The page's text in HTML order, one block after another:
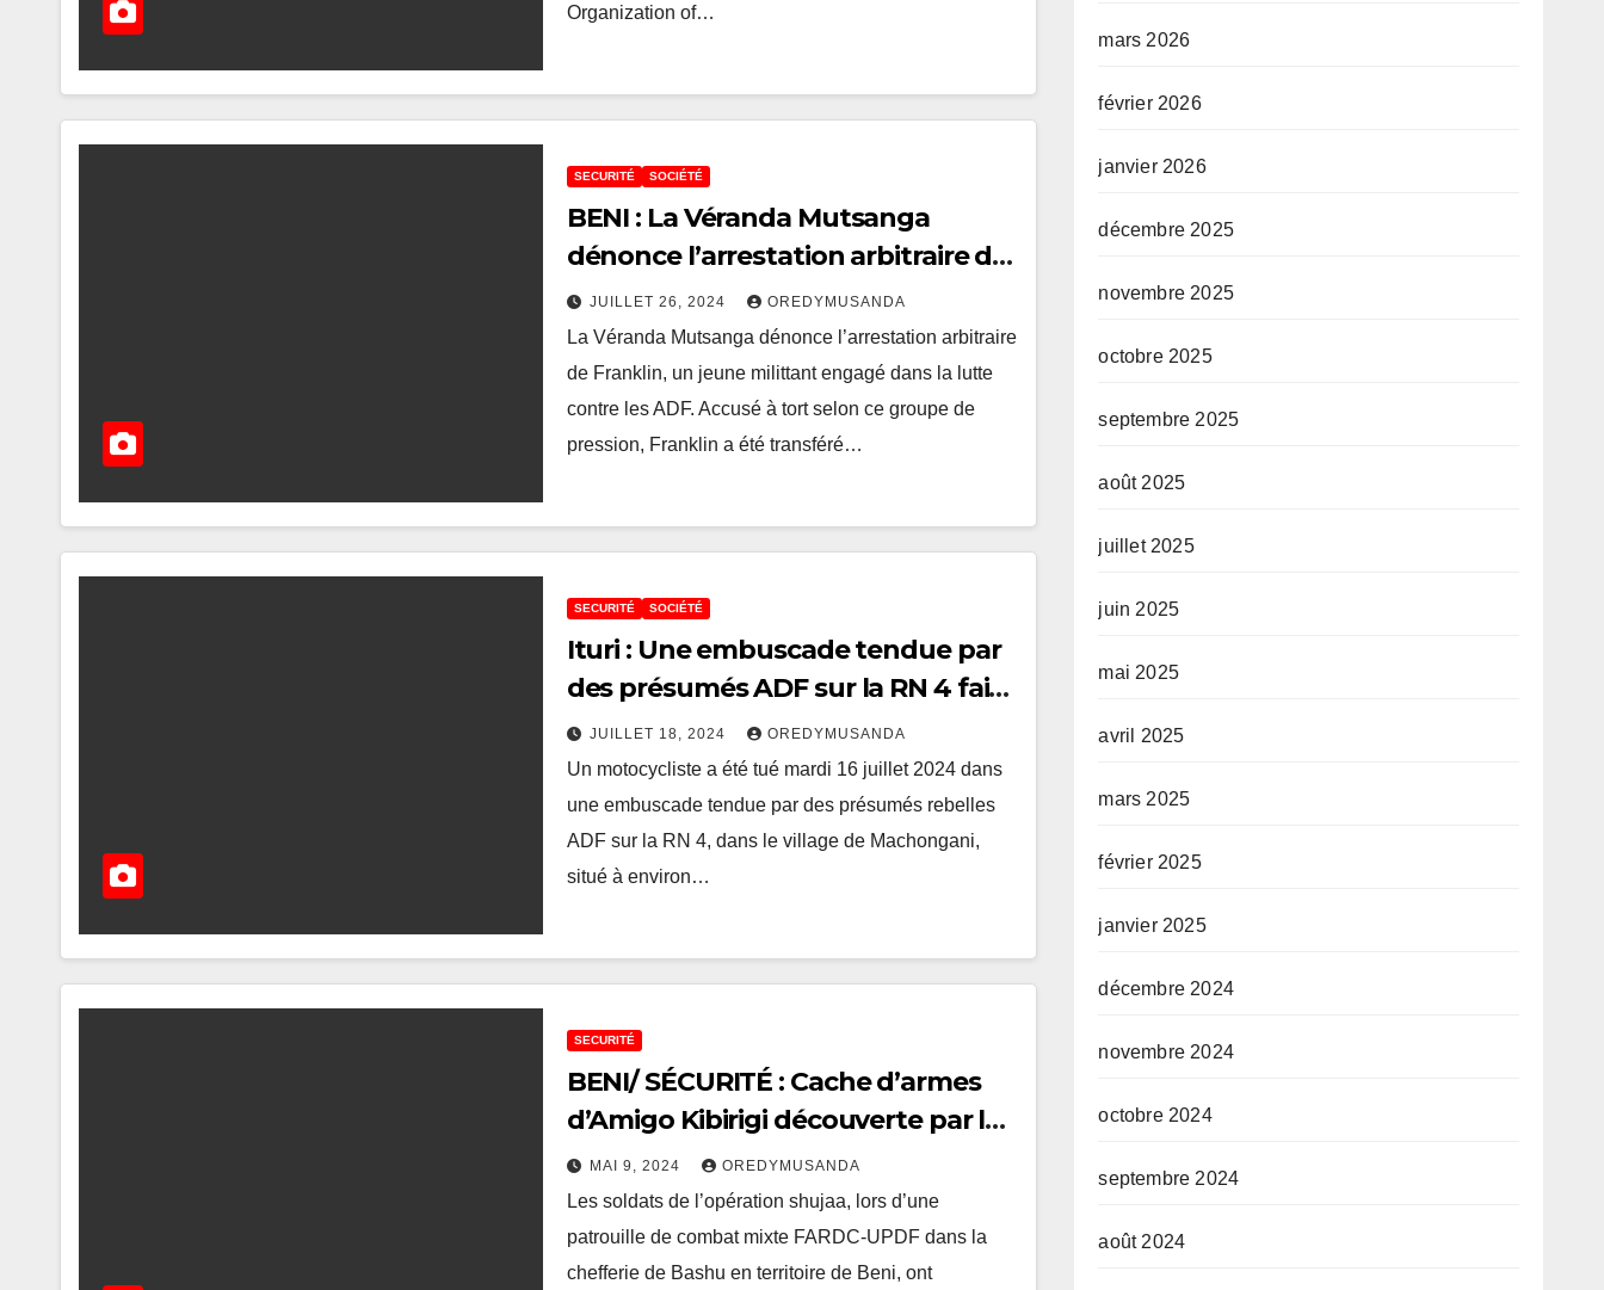
Organization of…
SECURITÉ SOCIÉTÉ
BENI : La Véranda Mutsanga
dénonce l’arrestation arbitraire de
Franklin et exige sa libération
immédiate
JUILLET 26, 2024 OREDYMUSANDA
La Véranda Mutsanga dénonce l’arrestation arbitraire
de Franklin, un jeune milittant engagé dans la lutte
contre les ADF. Accusé à tort selon ce groupe de
pression, Franklin a été transféré…
SECURITÉ SOCIÉTÉ
Ituri : Une embuscade tendue par
des présumés ADF sur la RN 4 fait
un mort à Irumu
JUILLET 18, 2024 OREDYMUSANDA
Un motocycliste a été tué mardi 16 juillet 2024 dans
une embuscade tendue par des présumés rebelles
ADF sur la RN 4, dans le village de Machongani,
situé à environ…
SECURITÉ
BENI/ SÉCURITÉ : Cache d’armes
d’Amigo Kibirigi découverte par les
FARDC-UPDF dans la chefferie de
Bashu
MAI 9, 2024 OREDYMUSANDA
Les soldats de l’opération shujaa, lors d’une
patrouille de combat mixte FARDC-UPDF dans la
chefferie de Bashu en territoire de Beni, ont
mars 2026
février 2026
janvier 2026
décembre 2025
novembre 2025
octobre 2025
septembre 2025
août 2025
juillet 2025
juin 2025
mai 2025
avril 2025
mars 2025
février 2025
janvier 2025
décembre 2024
novembre 2024
octobre 2024
septembre 2024
août 2024